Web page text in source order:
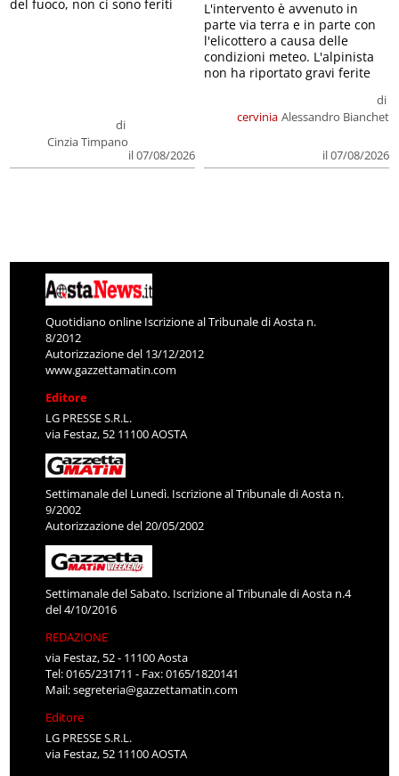
di
Cinzia Timpano
il 07/08/2026
del fuoco, non ci sono feriti
cervinia
di
Alessandro Bianchet
il 07/08/2026
L'intervento è avvenuto in
parte via terra e in parte con
l'elicottero a causa delle
condizioni meteo. L'alpinista
non ha riportato gravi ferite
Quotidiano online Iscrizione al Tribunale di Aosta n.
8/2012
Autorizzazione del 13/12/2012
www.gazzettamatin.com
Editore
LG PRESSE S.R.L.
via Festaz, 52 11100 AOSTA
Settimanale del Lunedì. Iscrizione al Tribunale di Aosta n.
9/2002
Autorizzazione del 20/05/2002
Settimanale del Sabato. Iscrizione al Tribunale di Aosta n.4
del 4/10/2016
REDAZIONE
via Festaz, 52 - 11100 Aosta
Tel: 0165/231711 - Fax: 0165/1820141
Mail:segreteria@gazzettamatin.com
Editore
LG PRESSE S.R.L.
via Festaz, 52 11100 AOSTA